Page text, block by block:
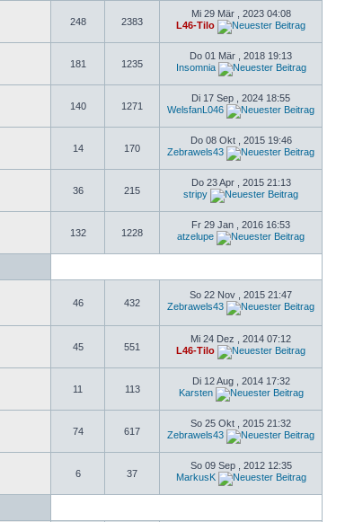
248 2383
Mi 29 Mär , 2023 04:08
L46-Tilo
181 1235
Do 01 Mär , 2018 19:13
Insomnia
140 1271
Di 17 Sep , 2024 18:55
WelsfanL046
14 170
Do 08 Okt , 2015 19:46
Zebrawels43
36 215
Do 23 Apr , 2015 21:13
stripy
132 1228
Fr 29 Jan , 2016 16:53
atzelupe
46 432
So 22 Nov , 2015 21:47
Zebrawels43
45 551
Mi 24 Dez , 2014 07:12
L46-Tilo
11 113
Di 12 Aug , 2014 17:32
Karsten
74 617
So 25 Okt , 2015 21:32
Zebrawels43
6 37
So 09 Sep , 2012 12:35
MarkusK